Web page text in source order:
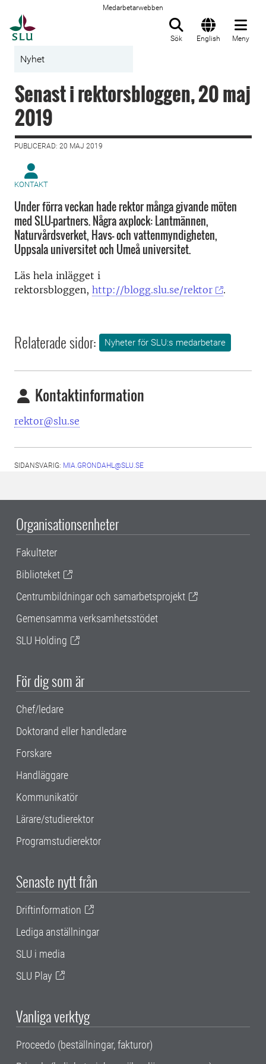
Medarbetarwebben
Sök English Meny
Nyhet
Senast i rektorsbloggen, 20 maj
2019
PUBLICERAD: 20 MAJ 2019
KONTAKT
Under förra veckan hade rektor många givande möten
med SLU-partners. Några axplock: Lantmännen,
Naturvårdsverket, Havs- och vattenmyndigheten,
Uppsala universitet och Umeå universitet.
Läs hela inlägget i
rektorsbloggen, http://blogg.slu.se/rektor .
Relaterade sidor: Nyheter för SLU:s medarbetare
Kontaktinformation
rektor@slu.se
SIDANSVARIG: MIA.GRONDAHL@SLU.SE
Organisationsenheter
Fakulteter
Biblioteket
Centrumbildningar och samarbetsprojekt
Gemensamma verksamhetsstödet
SLU Holding
För dig som är
Chef/ledare
Doktorand eller handledare
Forskare
Handläggare
Kommunikatör
Lärare/studierektor
Programstudierektor
Senaste nytt från
Driftinformation
Lediga anställningar
SLU i media
SLU Play
Vanliga verktyg
Proceedo (beställningar, fakturor)